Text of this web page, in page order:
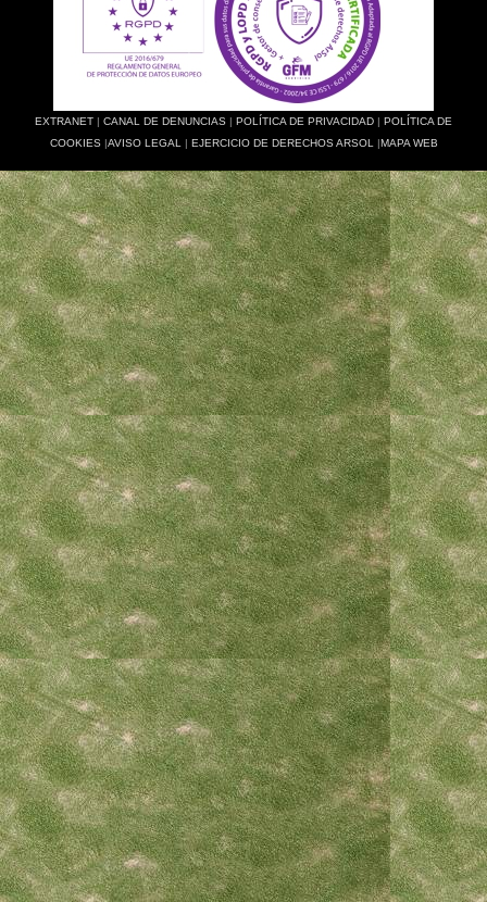
EXTRANET | CANAL DE DENUNCIAS | POLÍTICA DE PRIVACIDAD | POLÍTICA DE
COOKIES|AVISO LEGAL | EJERCICIO DE DERECHOS ARSOL |MAPA WEB